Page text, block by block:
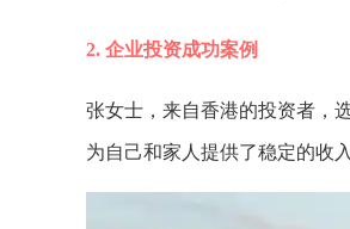
2. 企业投资成功案例
张女士，来自香港的投资者，
为自己和家人提供了稳定的收入